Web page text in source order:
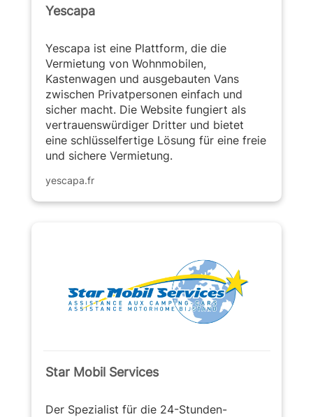
yescapa.fr
Yescapa
Yescapa ist eine Plattform, die die
Vermietung von Wohnmobilen,
Kastenwagen und ausgebauten Vans
zwischen Privatpersonen einfach und
sicher macht. Die Website fungiert als
vertrauenswürdiger Dritter und bietet
eine schlüsselfertige Lösung für eine freie
und sichere Vermietung.
Star Mobil Services
Der Spezialist für die 24-Stunden-